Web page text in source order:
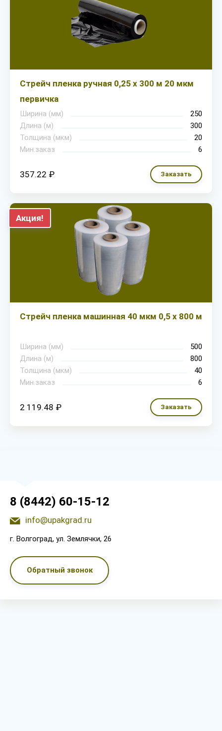
Стрейч пленка ручная 0,25 х 300 м 20 мкм
первичка
Ширина (мм)
250
Длина (м)
300
Толщина (мкм)
20
Мин.заказ
6
357.22 ₽ Заказать
Акция!
Стрейч пленка машинная 40 мкм 0,5 х 800 м
Ширина (мм)
500
Длина (м)
800
Толщина (мкм)
40
Мин.заказ
6
2 119.48 ₽ Заказать
8 (8442) 60-15-12
info@upakgrad.ru
г. Волгоград, ул. Землячки, 26
Обратный звонок